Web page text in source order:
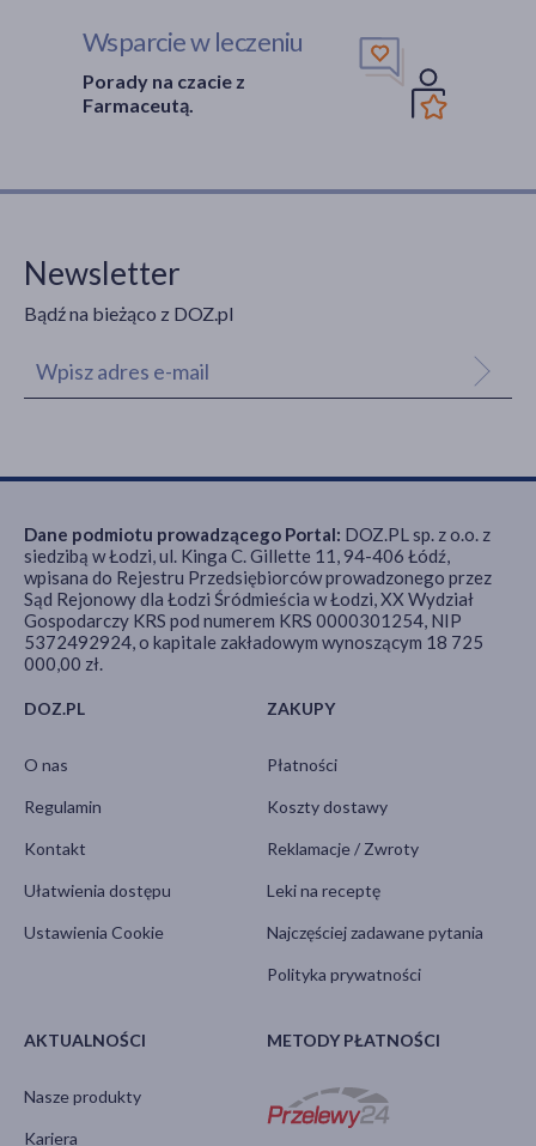
Wsparcie w leczeniu
Porady na czacie z
Farmaceutą.
Newsletter
Bądź na bieżąco z DOZ.pl
DOZ.PL
O nas
Regulamin
Kontakt
Ułatwienia dostępu
Ustawienia Cookie
ZAKUPY
Płatności
Koszty dostawy
Reklamacje / Zwroty
Leki na receptę
Najczęściej zadawane pytania
Polityka prywatności
AKTUALNOŚCI
Nasze produkty
Kariera
METODY PŁATNOŚCI
Dane podmiotu prowadzącego Portal: DOZ.PL sp. z o.o. z
siedzibą w Łodzi, ul. Kinga C. Gillette 11, 94-406 Łódź,
wpisana do Rejestru Przedsiębiorców prowadzonego przez
Sąd Rejonowy dla Łodzi Śródmieścia w Łodzi, XX Wydział
Gospodarczy KRS pod numerem KRS 0000301254, NIP
5372492924, o kapitale zakładowym wynoszącym 18 725
000,00 zł.